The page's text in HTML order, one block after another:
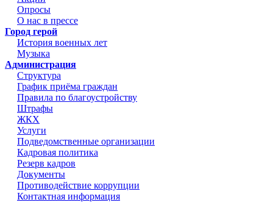
Опросы
О нас в прессе
Город герой
История военных лет
Музыка
Администрация
Структура
График приёма граждан
Правила по благоустройству
Штрафы
ЖКХ
Услуги
Подведомственные организации
Кадровая политика
Резерв кадров
Документы
Противодействие коррупции
Контактная информация